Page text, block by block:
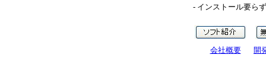
- インストール要ら
会社概要 開